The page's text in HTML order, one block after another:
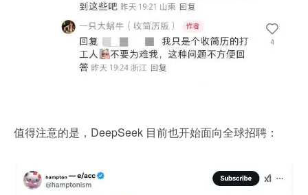
值得注意的是，DeepSeek 目前也开始面向全球招聘：